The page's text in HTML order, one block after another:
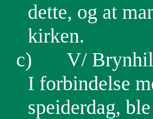
dette, og at
kirken.
c)
V/
I forbindelse
speiderdag,